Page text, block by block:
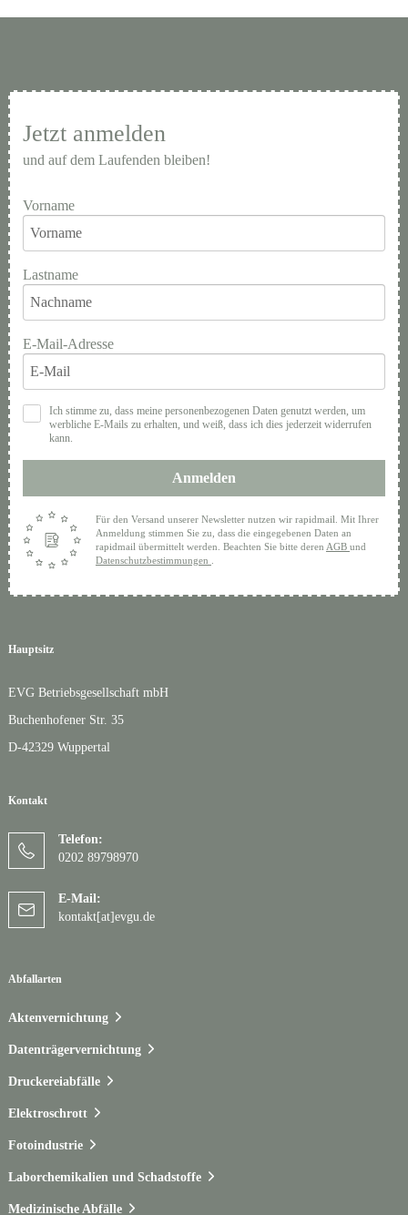
Hauptsitz
EVG Betriebsgesellschaft mbH
Buchenhofener Str. 35
D-42329 Wuppertal
Kontakt
Telefon:
0202 89798970
E-Mail:
kontakt[at]evgu.de
Abfallarten
Aktenvernichtung
Datenträgervernichtung
Druckereiabfälle
Elektroschrott
Fotoindustrie
Laborchemikalien und Schadstoffe
Medizinische Abfälle
Jetzt anmelden
und auf dem Laufenden bleiben!
Vorname
Lastname
E-Mail-Adresse
Ich stimme zu, dass meine personenbezogenen Daten genutzt werden, um
werbliche E-Mails zu erhalten, und weiß, dass ich dies jederzeit widerrufen
kann.
Anmelden
Für den Versand unserer Newsletter nutzen wir rapidmail. Mit Ihrer
Anmeldung stimmen Sie zu, dass die eingegebenen Daten an
rapidmail übermittelt werden. Beachten Sie bitte deren AGB und
Datenschutzbestimmungen